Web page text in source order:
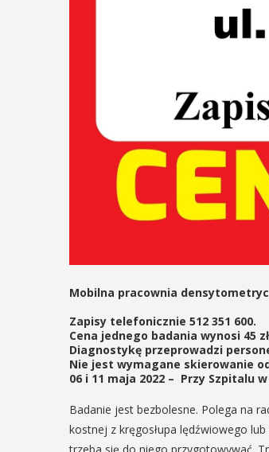
Mobilna pracownia
Zapisy telefonicznie 512 351 600.
Cena jednego badania wynosi 45
Diagnostykę przeprowadzi
Nie jest wymagane skierowanie
06 i 11 maja 2022 – Przy Szpitalu
Badanie jest bezbolesne. Polega na
kostnej z kręgosłupa lędźwiowego
i
06